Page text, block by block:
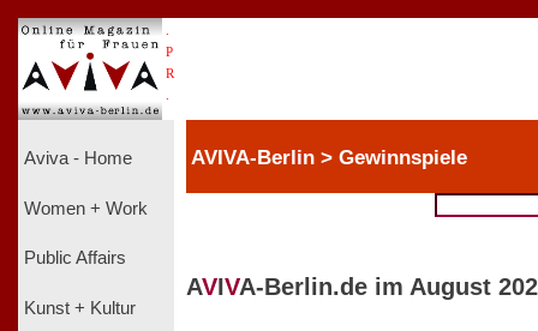
P
R
Aviva - Home
Women + Work
Public Affairs
Kunst + Kultur
AVIVA-Berlin > Gewinnspiele
AVIVA-Berlin.de im August